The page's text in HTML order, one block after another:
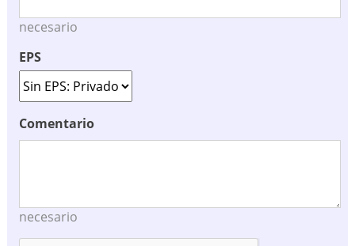
necesario
EPS
Comentario
necesario